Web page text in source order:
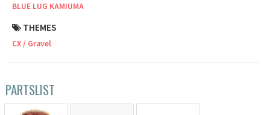
BLUE LUG KAMIUMA
THEMES
CX / Gravel
PARTSLIST
RIVENDELL BICYCLE WORKS